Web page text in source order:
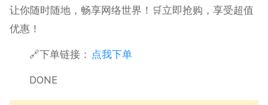
让你随时随地，畅享网络世界！🛒立即抢购，享受超值
优惠！
🔗下单链接： 点我下单
DONE